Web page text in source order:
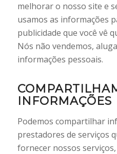
melhorar o nosso site e
usamos as informações
publicidade que você vê
Nós não vendemos,
informações pessoais.
INFORMAÇÕES
Podemos compartilhar
prestadores de serviços
fornecer nossos